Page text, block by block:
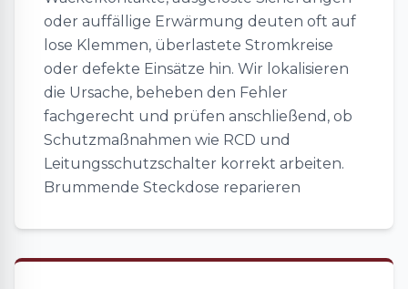
oder auffällige Erwärmung deuten oft auf
lose Klemmen, überlastete Stromkreise
oder defekte Einsätze hin. Wir lokalisieren
die Ursache, beheben den Fehler
fachgerecht und prüfen anschließend, ob
Schutzmaßnahmen wie RCD und
Leitungsschutzschalter korrekt arbeiten.
Brummende Steckdose reparieren